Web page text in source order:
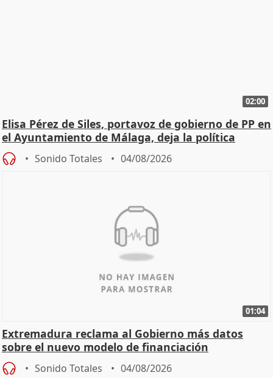
02:00
Elisa Pérez de Siles, portavoz de gobierno de PP en
el Ayuntamiento de Málaga, deja la política
Sonido Totales 04/08/2026
01:04
Extremadura reclama al Gobierno más datos
sobre el nuevo modelo de financiación
Sonido Totales 04/08/2026